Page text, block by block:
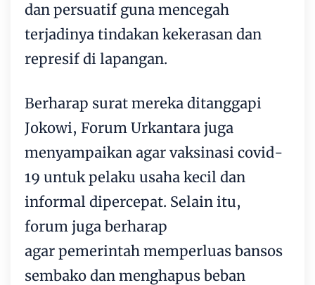
dan persuatif guna mencegah
terjadinya tindakan kekerasan dan
represif di lapangan.
Berharap surat mereka ditanggapi
Jokowi, Forum Urkantara juga
menyampaikan agar vaksinasi covid-
19 untuk pelaku usaha kecil dan
informal dipercepat. Selain itu,
forum juga berharap
agar pemerintah memperluas bansos
sembako dan menghapus beban